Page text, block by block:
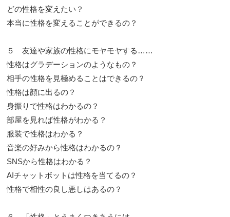
どの性格を変えたい？
本当に性格を変えることができるの？
５ 友達や家族の性格にモヤモヤする……
性格はグラデーションのようなもの？
相手の性格を見極めることはできるの？
性格は顔に出るの？
身振りで性格はわかるの？
部屋を見れば性格がわかる？
服装で性格はわかる？
音楽の好みから性格はわかるの？
SNSから性格はわかる？
AIチャットボットは性格を当てるの？
性格で相性の良し悪しはあるの？